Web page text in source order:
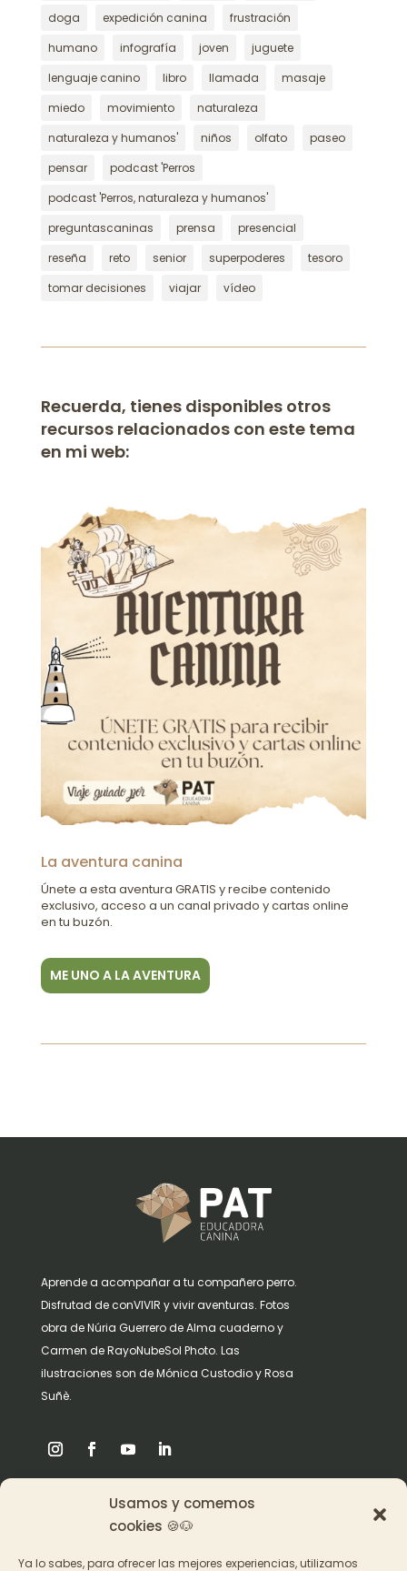
Usamos y comemos
cookies 🍪🐶
Ya lo sabes, para ofrecer las mejores experiencias, utilizamos
doga
expedición canina
frustración
humano
infografía joven
juguete
lenguaje canino
libro llamada
masaje
miedo
movimiento
naturaleza
naturaleza y humanos'
niños olfato
paseo
pensar
podcast 'Perros
podcast 'Perros, naturaleza y humanos'
preguntascaninas
prensa
presencial
reseña
reto senior superpoderes
tesoro
tomar decisiones
viajar vídeo
Recuerda, tienes disponibles otros
recursos relacionados con este tema
en mi web:
La aventura canina
Únete a esta aventura GRATIS y recibe contenido
exclusivo, acceso a un canal privado y cartas online
en tu buzón.
ME UNO A LA AVENTURA
Aprende a acompañar a tu compañero perro.
Disfrutad de conVIVIR y vivir aventuras. Fotos
obra de Núria Guerrero de Alma cuaderno y
Carmen de RayoNubeSol Photo. Las
ilustraciones son de Mónica Custodio y Rosa
Suñè.